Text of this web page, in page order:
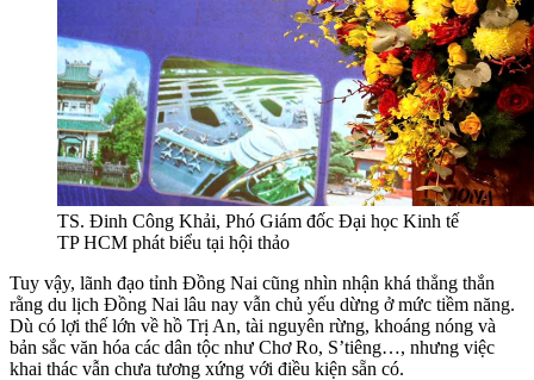
TS. Đinh Công Khải, Phó Giám đốc Đại học Kinh tế
TP HCM phát biểu tại hội thảo
Tuy vậy, lãnh đạo tỉnh Đồng Nai cũng nhìn nhận khá thẳng thắn
rằng du lịch Đồng Nai lâu nay vẫn chủ yếu dừng ở mức tiềm năng.
Dù có lợi thế lớn về hồ Trị An, tài nguyên rừng, khoáng nóng và
bản sắc văn hóa các dân tộc như Chơ Ro, S’tiêng…, nhưng việc
khai thác vẫn chưa tương xứng với điều kiện sẵn có.